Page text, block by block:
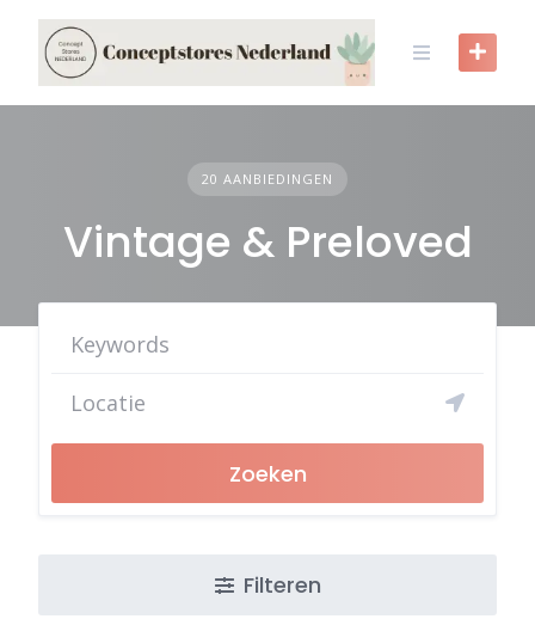
content
20 AANBIEDINGEN
Vintage & Preloved
Zoeken
Filteren